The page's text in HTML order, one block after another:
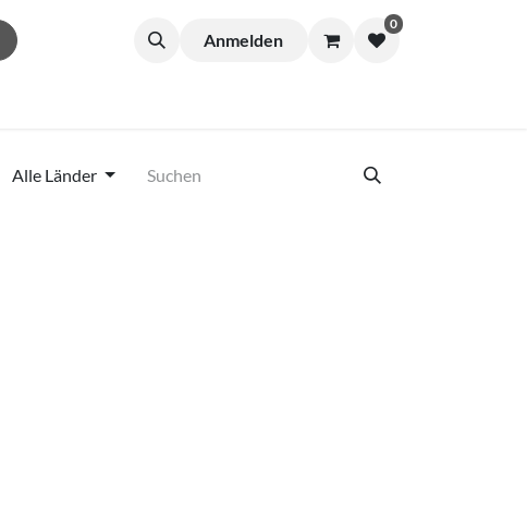
Anmelden
0
Alle Länder